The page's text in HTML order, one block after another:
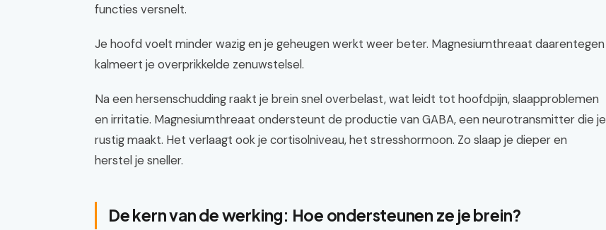
functies versnelt.
Je hoofd voelt minder wazig en je geheugen werkt weer beter. Magnesiumthreaat daarentegen
kalmeert je overprikkelde zenuwstelsel.
Na een hersenschudding raakt je brein snel overbelast, wat leidt tot hoofdpijn, slaapproblemen
en irritatie. Magnesiumthreaat ondersteunt de productie van GABA, een neurotransmitter die je
rustig maakt. Het verlaagt ook je cortisolniveau, het stresshormoon. Zo slaap je dieper en
herstel je sneller.
De kern van de werking: Hoe ondersteunen ze je brein?